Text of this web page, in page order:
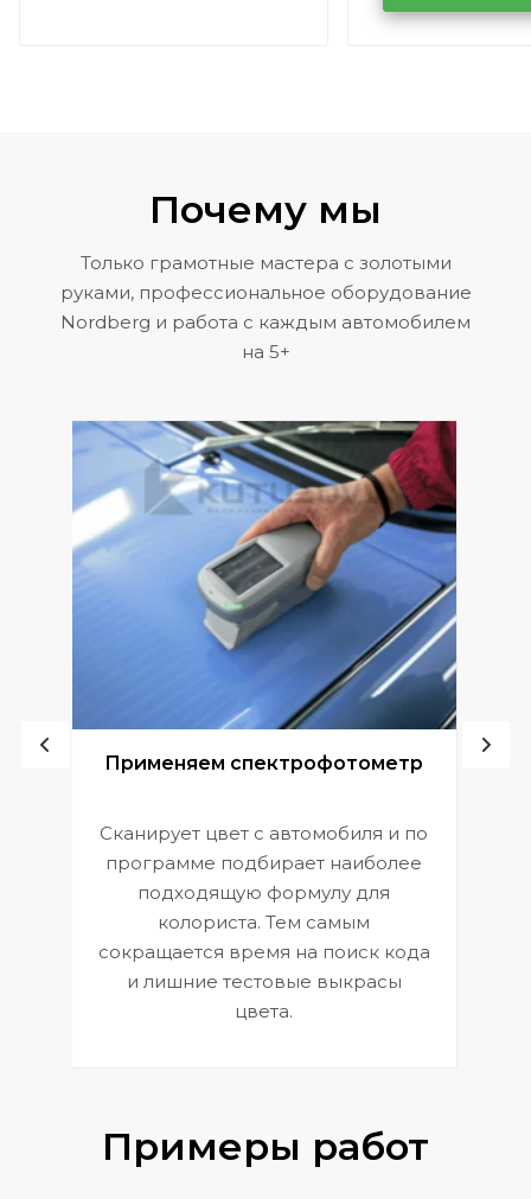
Volkswagen
Почему мы
Только грамотные мастера с золотыми
руками, профессиональное оборудование
Nordberg и работа с каждым автомобилем
на 5+
Применяем спектрофотометр
Сканирует цвет с автомобиля и по
программе подбирает наиболее
подходящую формулу для
колориста. Тем самым
сокращается время на поиск кода
и лишние тестовые выкрасы
цвета.
Примеры работ